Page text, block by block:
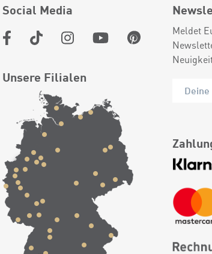
Social Media
Unsere Filialen
Meldet